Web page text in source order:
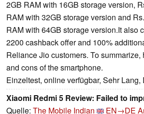
2GB RAM with 16GB storage version,
RAM with 32GB storage version and
RAM with 64GB storage version.It also
2200 cashback offer and 100%
Reliance Jio customers. To summarize,
and cons of the smartphone.
Einzeltest, online verfügbar, Sehr Lang,
Xiaomi Redmi 5 Review: Failed to
Quelle: The Mobile Indian EN→DE